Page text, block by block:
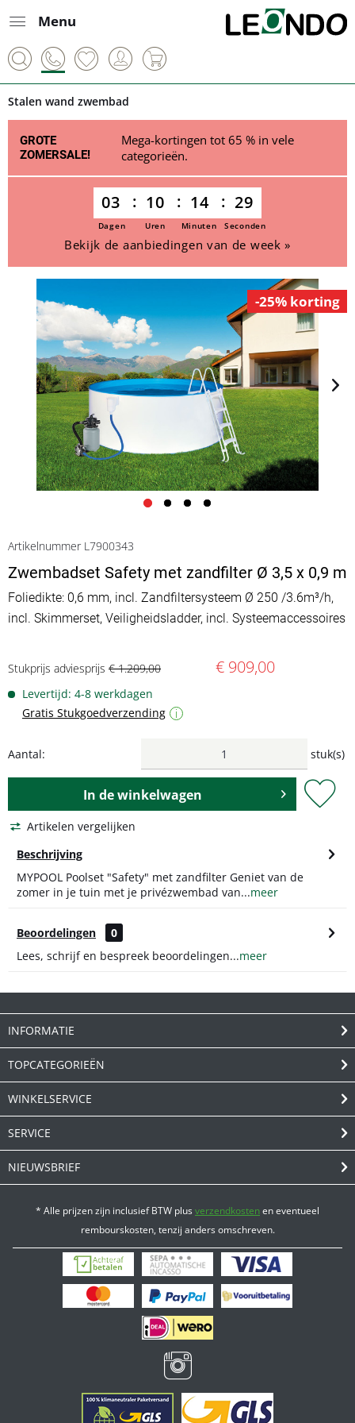
Menu
Stalen wand zwembad
GROTE
ZOMERSALE!
Mega-kortingen tot 65 % in vele
categorieën.
03 10 14 29
Dagen Uren Minuten Seconden
Bekijk de aanbiedingen van de week »
-25% korting
Artikelnummer L7900343
Zwembadset Safety met zandfilter Ø 3,5 x 0,9 m
Foliedikte: 0,6 mm, incl. Zandfiltersysteem Ø 250 /3.6m³/h,
incl. Skimmerset, Veiligheidsladder, incl. Systeemaccessoires
Stukprijs adviesprijs € 1.209,00 € 909,00
Levertijd: 4-8 werkdagen
Gratis Stukgoedverzending
i
Aantal: stuk(s)
In dewinkelwagen
Artikelen vergelijken
Beschrijving
MYPOOL Poolset "Safety" met zandfilter Geniet van de
zomer in je tuin met je privézwembad van...meer
Beoordelingen
0
Lees, schrijf en bespreek beoordelingen...meer
INFORMATIE
TOPCATEGORIEËN
WINKELSERVICE
SERVICE
NIEUWSBRIEF
* Alle prijzen zijn inclusief BTW plusverzendkostenen eventueel
rembourskosten, tenzij anders omschreven.